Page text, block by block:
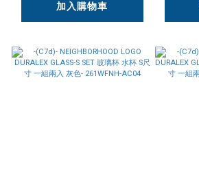
加入購物車